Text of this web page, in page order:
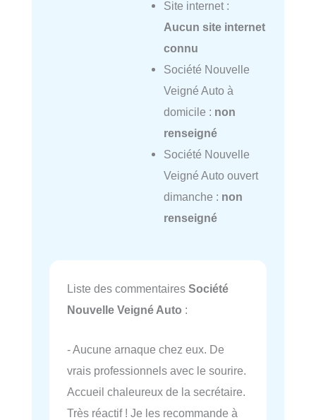
Site internet :
Aucun site internet
connu
Société Nouvelle
Veigné Auto à
domicile : non
renseigné
Société Nouvelle
Veigné Auto ouvert
dimanche : non
renseigné
Liste des commentaires Société
Nouvelle Veigné Auto :
- Aucune arnaque chez eux. De
vrais professionnels avec le sourire.
Accueil chaleureux de la secrétaire.
Très réactif ! Je les recommande à